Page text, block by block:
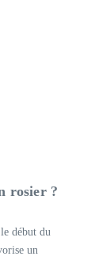
rosier ?
début du
un